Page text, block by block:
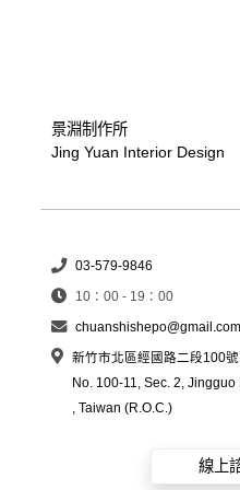
景淵制作所
Jing Yuan Interior Design
03-579-9846
10：00 - 19：00
chuanshishepo@gmail.com
新竹市北區經國路二段100
No. 100-11, Sec. 2,
, Taiwan (R.O.C.)
線上